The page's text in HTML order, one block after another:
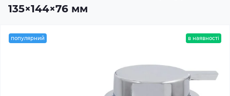
135×144×76 мм
популярний в наявності